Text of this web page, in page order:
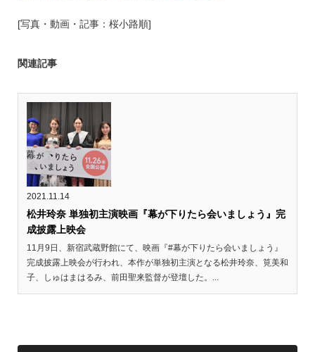
[写真・動画・記事：桜小路順]
関連記事
2021.11.14
松井玲奈 単独初主演映画『幕が下りたら会いましょう』完
成披露上映会
11月9日、新宿武蔵野館にて、映画『#幕が下りたら会いましょう』
完成披露上映会が行われ、本作が単独初主演となる松井玲奈、筧美和
子、しゅはまはるみ、前田聖来監督が登壇した。...